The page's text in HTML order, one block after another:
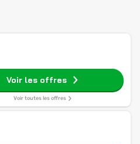
Voir les offres
Voir toutes les offres